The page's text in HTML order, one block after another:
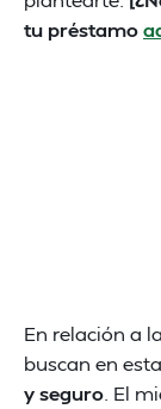
tu préstamo
En relación a
buscan en
y seguro. El